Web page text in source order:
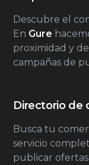
Descubre el
En Gure
proximidad y
campañas de
Directorio de
Busca tu
servicio
publicar